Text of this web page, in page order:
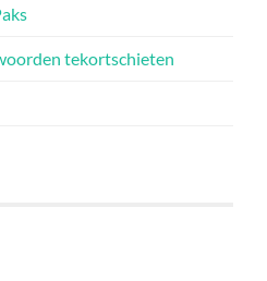
tekortschieten